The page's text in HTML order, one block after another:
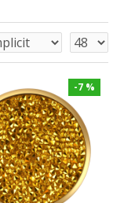
-7 %